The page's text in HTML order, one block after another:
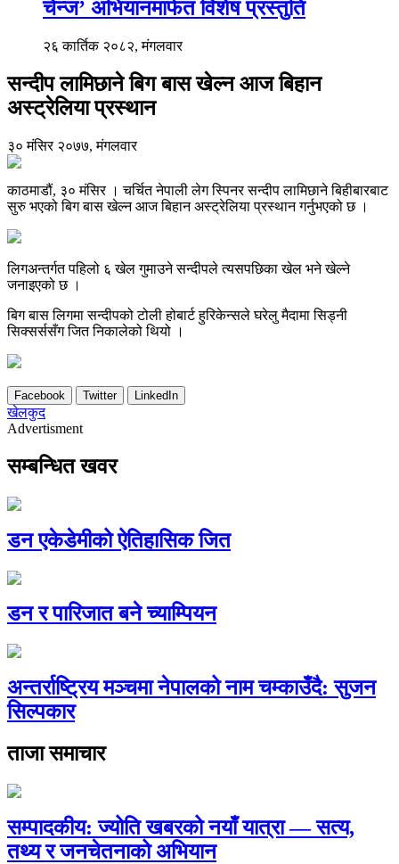
चेन्ज’ अभियानमार्फत विशेष प्रस्तुति
२६ कार्तिक २०८२, मंगलवार
सन्दीप लामिछाने बिग बास खेल्न आज बिहान
अस्ट्रेलिया प्रस्थान
३० मंसिर २०७७, मंगलवार
काठमाडौं, ३० मंसिर । चर्चित नेपाली लेग स्पिनर सन्दीप लामिछाने बिहीबारबाट
सुरु भएको बिग बास खेल्न आज बिहान अस्ट्रेलिया प्रस्थान गर्नुभएको छ ।
लिगअन्तर्गत पहिलो ६ खेल गुमाउने सन्दीपले त्यसपछिका खेल भने खेल्ने
जनाइएको छ ।
बिग बास लिगमा सन्दीपको टोली होबार्ट हुरिकेन्सले घरेलु मैदामा सिड्नी
सिक्सर्ससँग जित निकालेको थियो ।
Facebook Twitter LinkedIn
खेलकुद
Advertisment
सम्बन्धित खवर
डन एकेडेमीको ऐतिहासिक जित
डन र पारिजात बने च्याम्पियन
अन्तर्राष्ट्रिय मञ्चमा नेपालको नाम चम्काउँदै: सुजन
सिल्पकार
ताजा समाचार
सम्पादकीय: ज्योति खबरको नयाँ यात्रा — सत्य,
तथ्य र जनचेतनाको अभियान